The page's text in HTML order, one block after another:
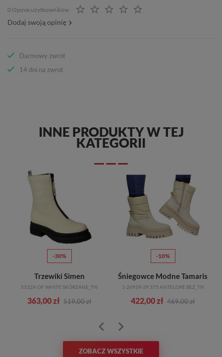
0 Opinie użytkowników
Dodaj swoją opinię
Darmowy zwrot
14 dni na zwrot
INNE PRODUKTY W TEJ
KATEGORII
-30%
Trzewiki Simen
5532A OF WHITE SKÓRZANE_TN
363,00 zł 519,00 zł
-10%
Śniegowce Modne Tamaris
1-26939-39 375 ANTELOPE BEŻ_TN
422,00 zł 469,00 zł
ZOBACZ WSZYSTKIE